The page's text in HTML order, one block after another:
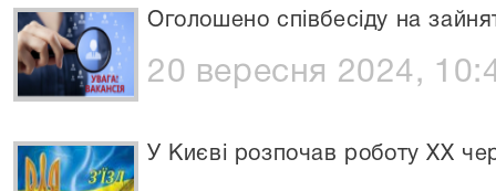
Оголошено співбесіду на
20 вересня 2024,
У Києві розпочав роботу XX